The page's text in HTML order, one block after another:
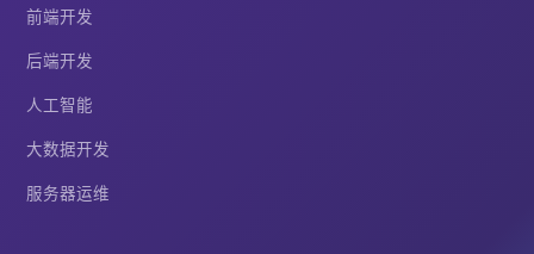
前端开发
后端开发
人工智能
大数据开发
服务器运维